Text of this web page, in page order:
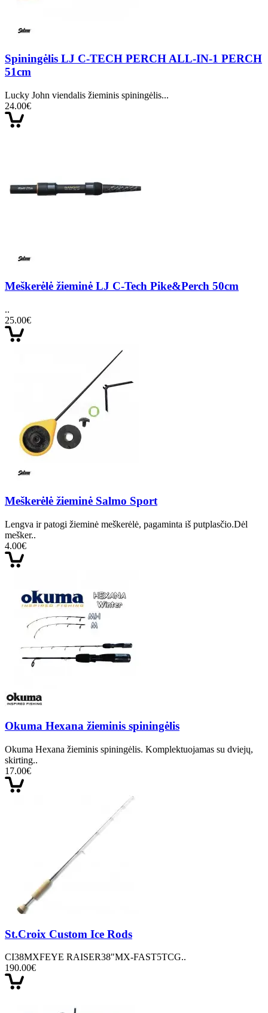
Spiningėlis LJ C-TECH PERCH ALL-IN-1 PERCH
51cm
Lucky John viendalis žieminis spiningėlis...
24.00€
Meškerėlė žieminė LJ C-Tech Pike&Perch 50cm
..
25.00€
Meškerėlė žieminė Salmo Sport
Lengva ir patogi žieminė meškerėlė, pagaminta iš putplasčio.Dėl
mešker..
4.00€
Okuma Hexana žieminis spiningėlis
Okuma Hexana žieminis spiningėlis. Komplektuojamas su dviejų,
skirting..
17.00€
St.Croix Custom Ice Rods
CI38MXFEYE RAISER38"MX-FAST5TCG..
190.00€